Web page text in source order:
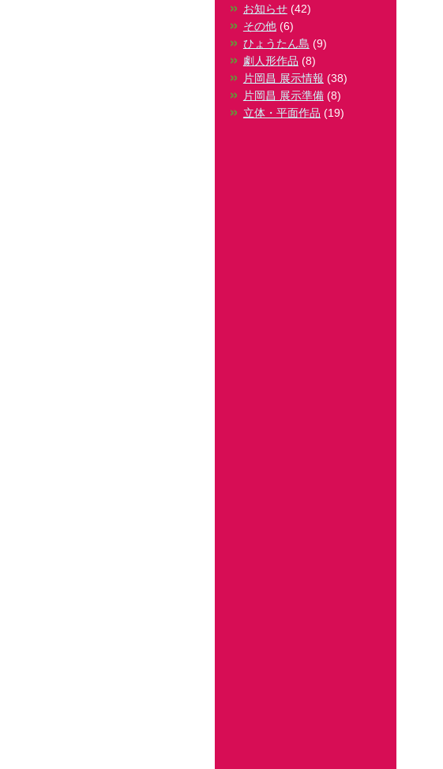
お知らせ(42)
その他(6)
ひょうたん島 (9)
劇人形作品 (8)
片岡昌 展示情報 (38)
片岡昌 展示準備(8)
立体・平面作品 (19)